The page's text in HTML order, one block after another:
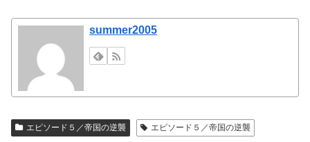
summer2005
エピソード５／帝国の逆襲 エピソード５／帝国の逆襲